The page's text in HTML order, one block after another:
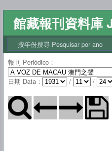
館藏報刊資料
按年份搜尋 Pesquisar por ano
報刊 Periódico ：
日期 Data ： / /